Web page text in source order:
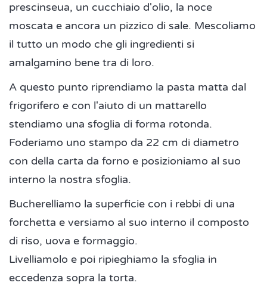
prescinseua, un cucchiaio d'olio, la noce
moscata e ancora un pizzico di sale. Mescoliamo
il tutto un modo che gli ingredienti si
amalgamino bene tra di loro.
A questo punto riprendiamo la pasta matta dal
frigorifero e con l'aiuto di un mattarello
stendiamo una sfoglia di forma rotonda.
Foderiamo uno stampo da 22 cm di diametro
con della carta da forno e posizioniamo al suo
interno la nostra sfoglia.
Bucherelliamo la superficie con i rebbi di una
forchetta e versiamo al suo interno il composto
di riso, uova e formaggio.
Livelliamolo e poi ripieghiamo la sfoglia in
eccedenza sopra la torta.